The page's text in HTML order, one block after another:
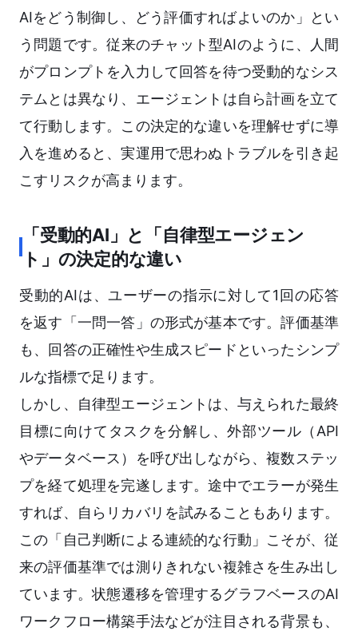
AIをどう制御し、どう評価すればよいのか」とい
う問題です。従来のチャット型AIのように、人間
がプロンプトを入力して回答を待つ受動的なシス
テムとは異なり、エージェントは自ら計画を立て
て行動します。この決定的な違いを理解せずに導
入を進めると、実運用で思わぬトラブルを引き起
こすリスクが高まります。
「受動的AI」と「自律型エージェン
ト」の決定的な違い
受動的AIは、ユーザーの指示に対して1回の応答
を返す「一問一答」の形式が基本です。評価基準
も、回答の正確性や生成スピードといったシンプ
ルな指標で足ります。
しかし、自律型エージェントは、与えられた最終
目標に向けてタスクを分解し、外部ツール（API
やデータベース）を呼び出しながら、複数ステッ
プを経て処理を完遂します。途中でエラーが発生
すれば、自らリカバリを試みることもあります。
この「自己判断による連続的な行動」こそが、従
来の評価基準では測りきれない複雑さを生み出し
ています。状態遷移を管理するグラフベースのAI
ワークフロー構築手法などが注目される背景も、